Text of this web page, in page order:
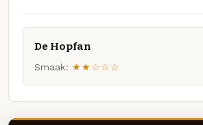
De Hopfan
Smaak: ★★☆☆☆